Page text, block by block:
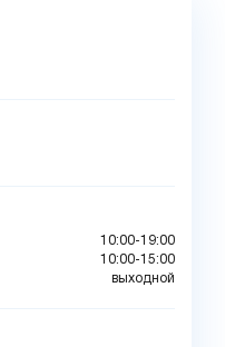
10:00-19:00
10:00-15:00
выходной